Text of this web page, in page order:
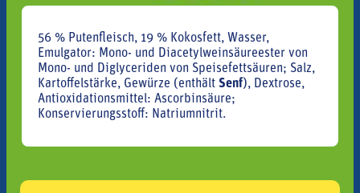
56 % Putenfleisch, 19 % Kokosfett, Wasser,
Emulgator: Mono- und Diacetylweinsäureester von
Mono- und Diglyceriden von Speisefettsäuren; Salz,
Kartoffelstärke, Gewürze (enthält Senf), Dextrose,
Antioxidationsmittel: Ascorbinsäure;
Konservierungsstoff: Natriumnitrit.